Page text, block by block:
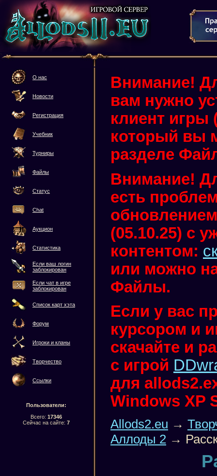
О нас
Новости
Регистрация
Учебник
Турниры
Файлы
Статус
Chat
Аукцион
Статистика
Если ваш логин
заблокирован
Если чат в игре
заблокирован
Список карт хэта
Форум
Игроки и кланы
Творчество
Ссылки
Пользователи:
Всего: 17346
Сейчас на сайте: 7
Внимание!
вам нужно
клиент игры
который вы
разделе
Внимание!
есть
(05.10.25) с
контентом:
или можно
Файлы.
Если у вас
курсором и
скачайте и
с игрой
для
Windows XP
Allods2.eu →
Аллоды 2 →